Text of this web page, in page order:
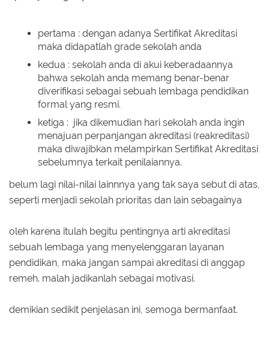
pertama : dengan adanya Sertifikat Akreditasi
maka didapatlah grade sekolah anda
kedua : sekolah anda di akui keberadaannya
bahwa sekolah anda memang benar-benar
diverifikasi sebagai sebuah lembaga pendidikan
formal yang resmi.
ketiga : jika dikemudian hari sekolah anda ingin
menajuan perpanjangan akreditasi (reakreditasi)
maka diwajibkan melampirkan Sertifikat Akreditasi
sebelumnya terkait penilaiannya.
belum lagi nilai-nilai lainnnya yang tak saya sebut di atas,
seperti menjadi sekolah prioritas dan lain sebagainya
oleh karena itulah begitu pentingnya arti akreditasi
sebuah lembaga yang menyelenggaran layanan
pendidikan, maka jangan sampai akreditasi di anggap
remeh. malah jadikanlah sebagai motivasi.
demikian sedikit penjelasan ini, semoga bermanfaat.